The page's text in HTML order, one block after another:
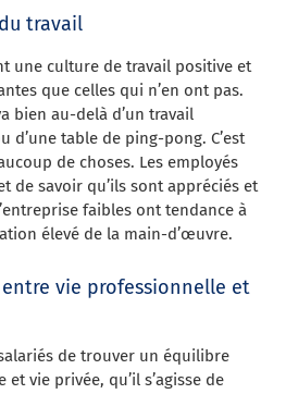
travail
une culture de travail positive et
que celles qui n’en ont pas.
bien au-delà d’un travail
d’une table de ping-pong. C’est
de choses. Les employés
de savoir qu’ils sont appréciés et
faibles ont tendance à
élevé de la main-d’œuvre.
vie professionnelle et
de trouver un équilibre
vie privée, qu’il s’agisse de